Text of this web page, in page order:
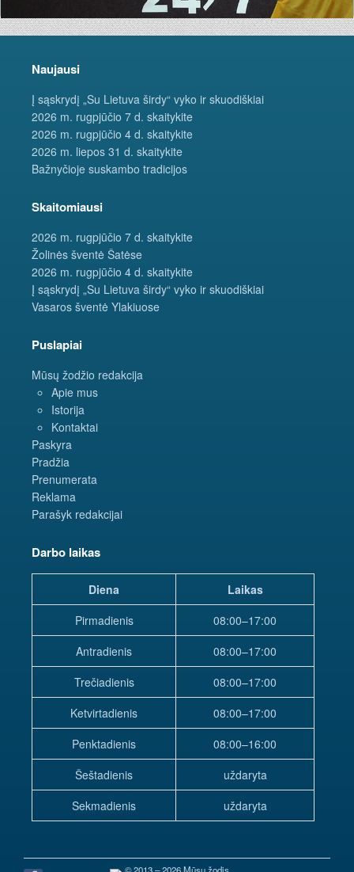
Naujausi
Į sąskrydį „Su Lietuva širdy“ vyko ir skuodiškiai
2026 m. rugpjūčio 7 d. skaitykite
2026 m. rugpjūčio 4 d. skaitykite
2026 m. liepos 31 d. skaitykite
Bažnyčioje suskambo tradicijos
Skaitomiausi
2026 m. rugpjūčio 7 d. skaitykite
Žolinės šventė Šatėse
2026 m. rugpjūčio 4 d. skaitykite
Į sąskrydį „Su Lietuva širdy“ vyko ir skuodiškiai
Vasaros šventė Ylakiuose
Puslapiai
Mūsų žodžio redakcija
Apie mus
Istorija
Kontaktai
Paskyra
Pradžia
Prenumerata
Reklama
Parašyk redakcijai
Darbo laikas
Diena
Laikas
Pirmadienis
08:00–17:00
Antradienis
08:00–17:00
Trečiadienis
08:00–17:00
Ketvirtadienis
08:00–17:00
Penktadienis
08:00–16:00
Šeštadienis
uždaryta
Sekmadienis
uždaryta
© 2013 – 2026 Mūsų žodis